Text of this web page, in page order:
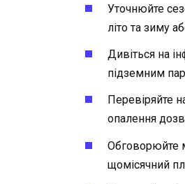
Уточнюйте
літо та зиму
Дивіться на
підземним
Перевіряйте
опалення
Обговорюйте
щомісячний